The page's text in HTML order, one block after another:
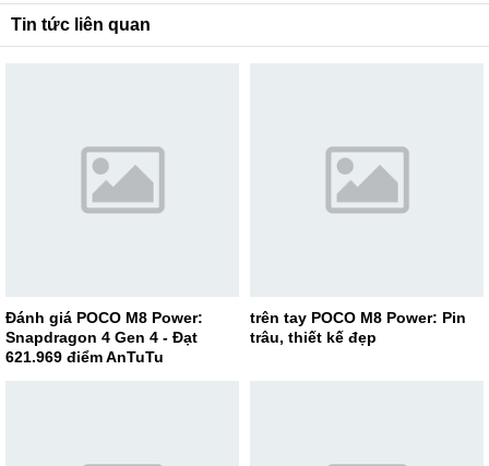
Tin tức liên quan
Đánh giá POCO M8 Power:
Snapdragon 4 Gen 4 - Đạt
621.969 điểm AnTuTu
trên tay POCO M8 Power: Pin
trâu, thiết kế đẹp